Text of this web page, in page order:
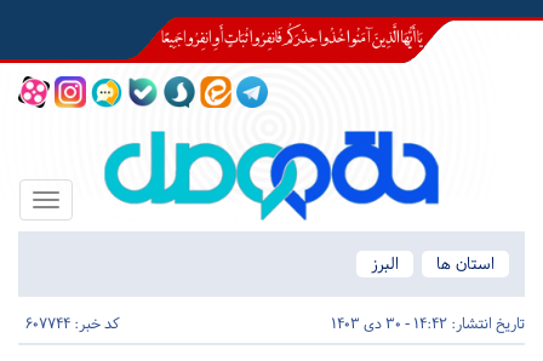
Toggle
استان ها
البرز
تاریخ انتشار: 14:42 - 30 دی 1403 کد خبر: 607744